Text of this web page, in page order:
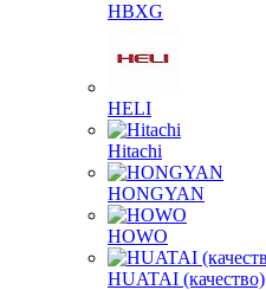
HBXG
HELI
Hitachi
HONGYAN
HOWO
HUATAI (качество)